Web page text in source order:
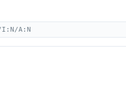
I:N/A:N